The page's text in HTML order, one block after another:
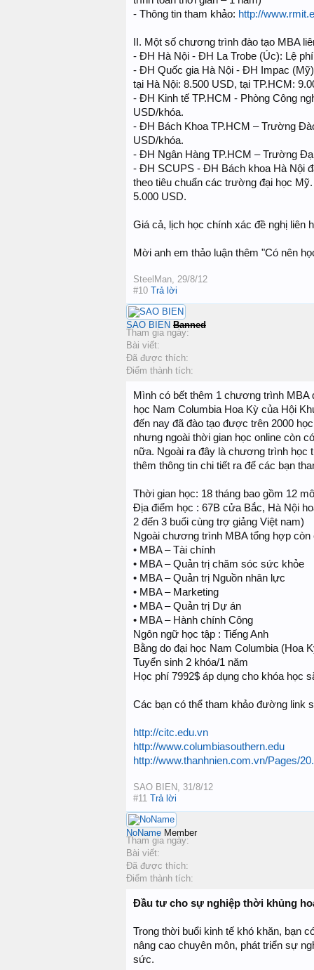
- Thông tin tham khảo: http://
II. Một số chương trình đào tạo MBA
- ĐH Hà Nội - ĐH La Trobe (Úc): Lệ
- ĐH Quốc gia Hà Nội - ĐH Impac
tại Hà Nội: 8.500 USD, tại TP.HCM:
- ĐH Kinh tế TP.HCM - Phòng Công
USD/khóa.
- ĐH Bách Khoa TP.HCM – Trường
USD/khóa.
- ĐH Ngân Hàng TP.HCM – Trường
- ĐH SCUPS - ĐH Bách khoa Hà Nội
theo tiêu chuẩn các trường đại học
5.000 USD.
Giá cả, lịch học chính xác đề nghị liên
Mời anh em thảo luận thêm "Có nên
SteelMan, 29/8/12
#10 Trả lời
SAO BIEN Banned
Tham gia ngày:
Bài viết:
Đã được thích:
Điểm thành tích:
Mình có bết thêm 1 chương trình
học Nam Columbia Hoa Kỳ của Hội
đến nay đã đào tạo được trên 2000
nhưng ngoài thời gian học online còn
nữa. Ngoài ra đây là chương trình học
thêm thông tin chi tiết ra để các bạn
Thời gian học: 18 tháng bao gồm 12
Địa điểm học : 67B cửa Bắc, Hà Nội
2 đến 3 buổi cùng trợ giảng Việt nam)
Ngoài chương trình MBA tổng hợp
• MBA – Tài chính
• MBA – Quản trị chăm sóc sức khỏe
• MBA – Quản trị Nguồn nhân lực
• MBA – Marketing
• MBA – Quản trị Dự án
• MBA – Hành chính Công
Ngôn ngữ học tập : Tiếng Anh
Bằng do đại học Nam Columbia (Hoa
Tuyển sinh 2 khóa/1 năm
Học phí 7992$ áp dụng cho khóa học
Các bạn có thể tham khảo đường link
http://citc.edu.vn
http://www.columbiasouthern.edu
http://www.thanhnien.com.vn/Pages/
SAO BIEN, 31/8/12
#11 Trả lời
NoName Member
Tham gia ngày:
Bài viết:
Đã được thích:
Điểm thành tích:
Đầu tư cho sự nghiệp thời khủng
Trong thời buổi kinh tế khó khăn, bạn
nâng cao chuyên môn, phát triển sự
sức.